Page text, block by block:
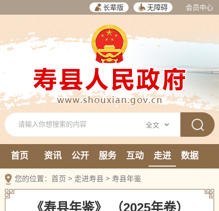
长辈版 无障碍 会员中心
首页 资讯 公开 服务 互动 走进
数据
您的位置： 首页 > 走进寿县 > 寿县年鉴
《寿县年鉴》 （2025年卷）